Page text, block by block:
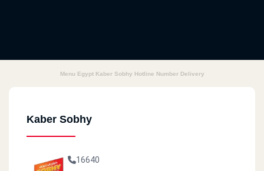
Menu Egypt Kaber Sobhy Hotline Number Delivery
Kaber Sobhy
16640